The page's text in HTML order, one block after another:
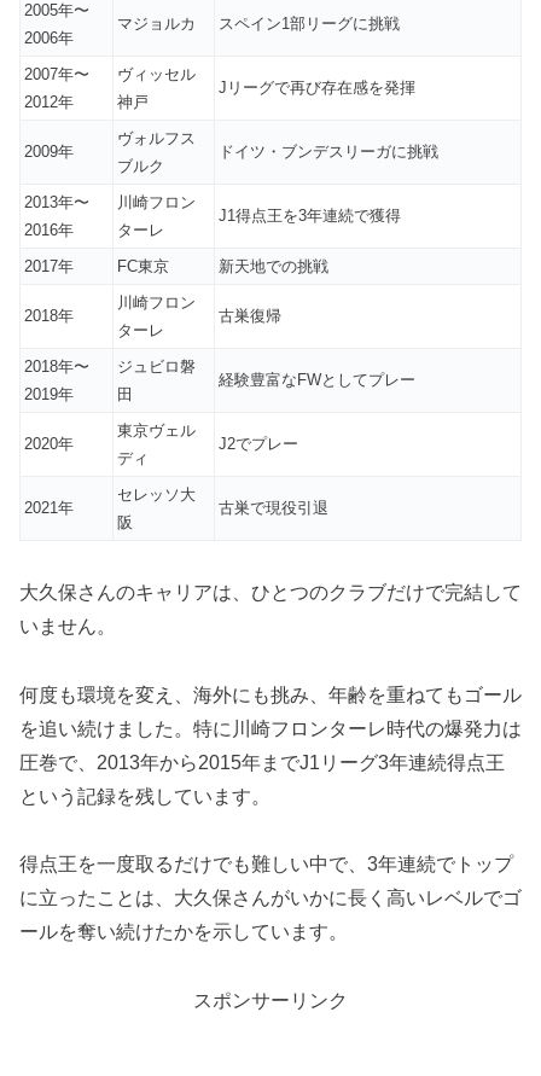
2005年〜
2006年
マジョルカ スペイン1部リーグに挑戦
2007年〜
2012年
ヴィッセル
神戸
Jリーグで再び存在感を発揮
2009年
ヴォルフス
ブルク
ドイツ・ブンデスリーガに挑戦
2013年〜
2016年
川崎フロン
ターレ
J1得点王を3年連続で獲得
2017年 FC東京 新天地での挑戦
2018年
川崎フロン
ターレ
古巣復帰
2018年〜
2019年
ジュビロ磐
田
経験豊富なFWとしてプレー
2020年
東京ヴェル
ディ
J2でプレー
2021年
セレッソ大
阪
古巣で現役引退
大久保さんのキャリアは、ひとつのクラブだけで完結して
いません。
何度も環境を変え、海外にも挑み、年齢を重ねてもゴール
を追い続けました。特に川崎フロンターレ時代の爆発力は
圧巻で、2013年から2015年までJ1リーグ3年連続得点王
という記録を残しています。
得点王を一度取るだけでも難しい中で、3年連続でトップ
に立ったことは、大久保さんがいかに長く高いレベルでゴ
ールを奪い続けたかを示しています。
スポンサーリンク